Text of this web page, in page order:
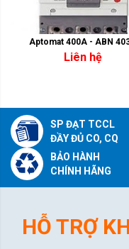
Aptomat 400A - ABN
Liên hệ
SP ĐẠT TCCL
ĐẦY ĐỦ CO, CQ
BẢO HÀNH
CHÍNH HÃNG
HỖ TRỢ